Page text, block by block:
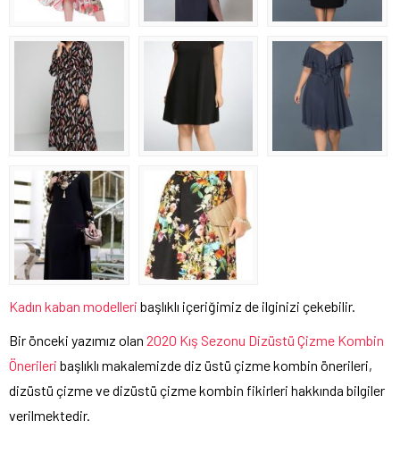
Kadın kaban modelleri başlıklı içeriğimiz de ilginizi çekebilir.
Bir önceki yazımız olan 2020 Kış Sezonu Dizüstü Çizme Kombin
Önerileri başlıklı makalemizde diz üstü çizme kombin önerileri,
dizüstü çizme ve dizüstü çizme kombin fikirleri hakkında bilgiler
verilmektedir.